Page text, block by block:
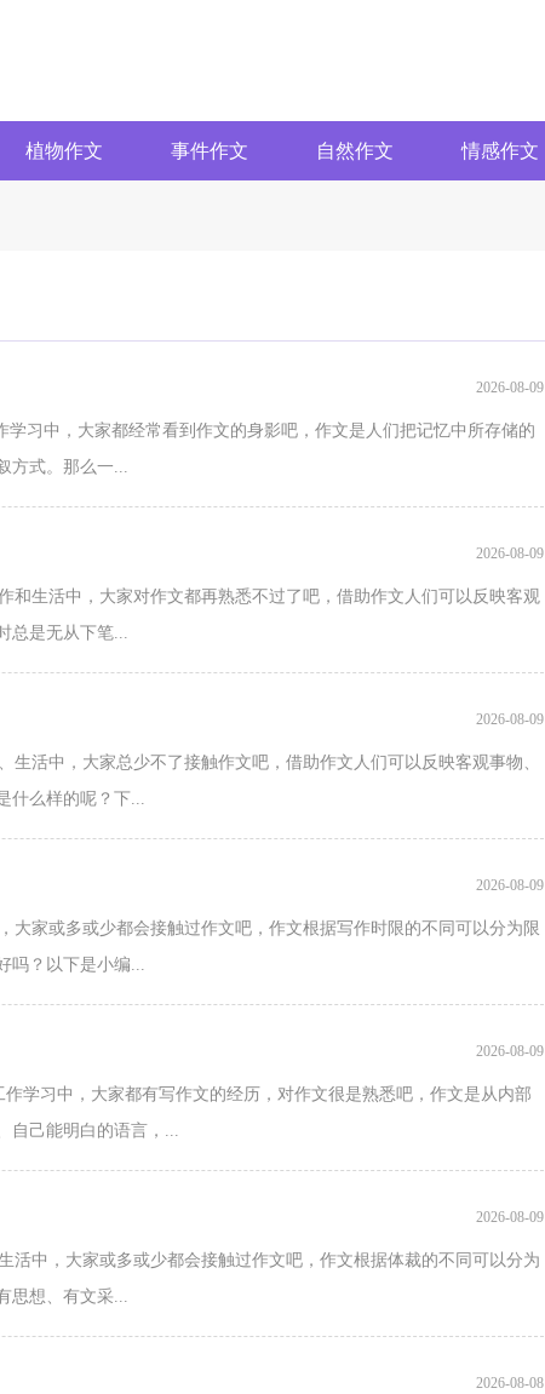
植物作文 事件作文 自然作文 情感作文
2026-08-09
习中，大家都经常看到作文的身影吧，作文是人们把记忆中所存储的
方式。那么一...
2026-08-09
生活中，大家对作文都再熟悉不过了吧，借助作文人们可以反映客观
总是无从下笔...
2026-08-09
活中，大家总少不了接触作文吧，借助作文人们可以反映客观事物、
什么样的呢？下...
2026-08-09
家或多或少都会接触过作文吧，作文根据写作时限的不同可以分为限
吗？以下是小编...
2026-08-09
学习中，大家都有写作文的经历，对作文很是熟悉吧，作文是从内部
自己能明白的语言，...
2026-08-09
中，大家或多或少都会接触过作文吧，作文根据体裁的不同可以分为
思想、有文采...
2026-08-08